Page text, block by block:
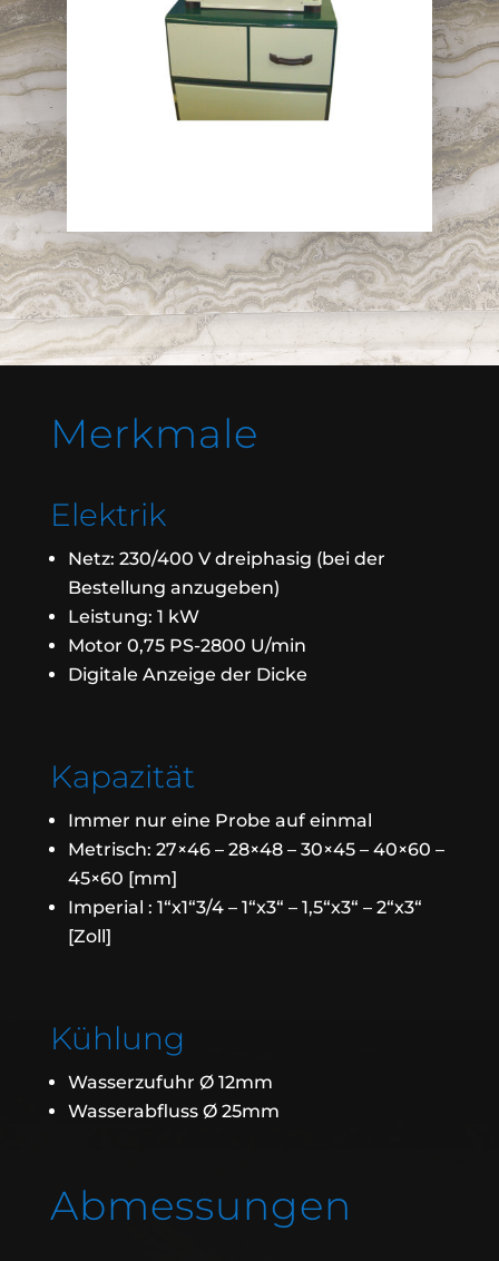
Merkmale
Elektrik
Netz: 230/400 V dreiphasig (bei der
Bestellung anzugeben)
Leistung: 1 kW
Motor 0,75 PS-2800 U/min
Digitale Anzeige der Dicke
Kapazität
Immer nur eine Probe auf einmal
Metrisch: 27×46 – 28×48 – 30×45 – 40×60 –
45×60 [mm]
Imperial : 1“x1“3/4 – 1“x3“ – 1,5“x3“ – 2“x3“
[Zoll]
Kühlung
Wasserzufuhr Ø 12mm
Wasserabfluss Ø 25mm
Abmessungen